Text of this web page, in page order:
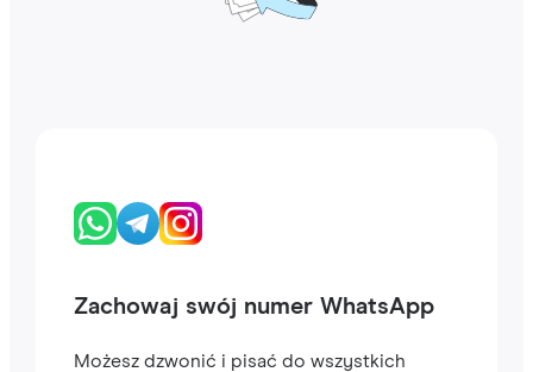
Zachowaj swój numer WhatsApp
Możesz dzwonić i pisać do wszystkich